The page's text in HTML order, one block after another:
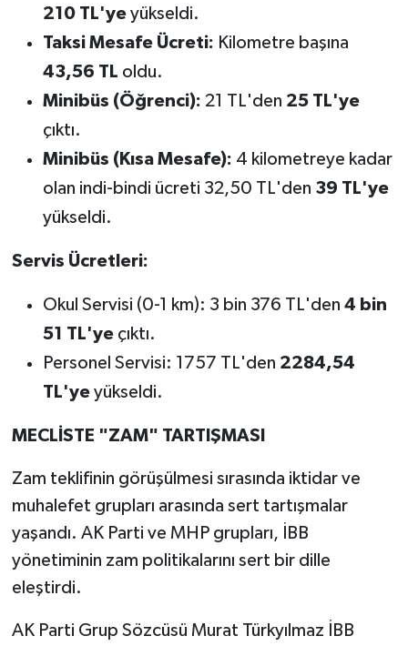
210 TL'yeyükseldi.
Taksi Mesafe Ücreti: Kilometre başına
43,56 TL oldu.
Minibüs (Öğrenci): 21 TL'den 25 TL'ye
çıktı.
Minibüs (Kısa Mesafe): 4 kilometreye kadar
olan indi-bindi ücreti 32,50 TL'den 39 TL'ye
yükseldi.
Servis Ücretleri:
Okul Servisi (0-1 km): 3 bin 376 TL'den 4 bin
51 TL'yeçıktı.
Personel Servisi: 1757 TL'den 2284,54
TL'yeyükseldi.
MECLİSTE "ZAM" TARTIŞMASI
Zam teklifinin görüşülmesi sırasında iktidar ve
muhalefet grupları arasında sert tartışmalar
yaşandı. AK Parti ve MHP grupları, İBB
yönetiminin zam politikalarını sert bir dille
eleştirdi.
AK Parti Grup Sözcüsü Murat Türkyılmaz İBB